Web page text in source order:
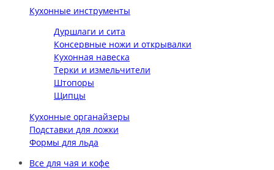
Кухонные инструменты
Дуршлаги и сита
Консервные ножи и открывалки
Кухонная навеска
Терки и измельчители
Штопоры
Щипцы
Кухонные органайзеры
Подставки для ложки
Формы для льда
Все для чая и кофе